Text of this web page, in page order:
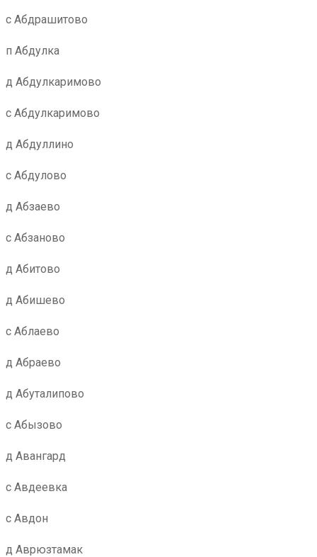
с Абдрашитово
п Абдулка
д Абдулкаримово
с Абдулкаримово
д Абдуллино
с Абдулово
д Абзаево
с Абзаново
д Абитово
д Абишево
с Аблаево
д Абраево
д Абуталипово
с Абызово
д Авангард
с Авдеевка
с Авдон
д Аврюзтамак